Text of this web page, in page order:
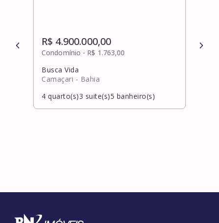
R$ 4.900.000,00
Condomínio - R$ 1.763,00
Busca Vida
Camaçari - Bahia
4 quarto(s)3 suite(s)5 banheiro(s)
R$